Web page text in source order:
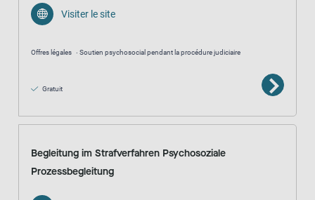
Visiter le site
Offres légales Soutien psychosocial pendant la procédure judiciaire
Gratuit
Begleitung im Strafverfahren Psychosoziale
Prozessbegleitung